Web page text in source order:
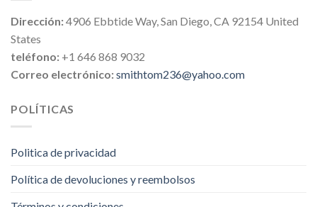
Dirección:4906 Ebbtide Way, San Diego, CA 92154 United
States
teléfono: +1 646 868 9032
Correo electrónico:smithtom236@yahoo.com
POLÍTICAS
Politica de privacidad
Política de devoluciones y reembolsos